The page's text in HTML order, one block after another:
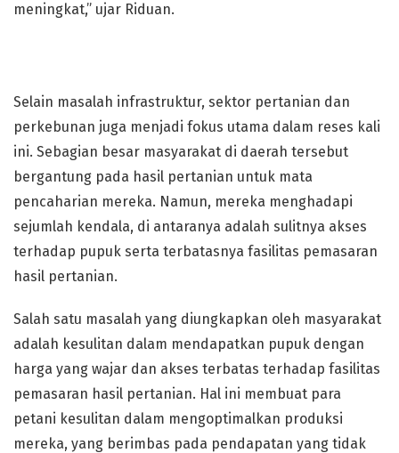
meningkat,” ujar Riduan.
Selain masalah infrastruktur, sektor pertanian dan
perkebunan juga menjadi fokus utama dalam reses kali
ini. Sebagian besar masyarakat di daerah tersebut
bergantung pada hasil pertanian untuk mata
pencaharian mereka. Namun, mereka menghadapi
sejumlah kendala, di antaranya adalah sulitnya akses
terhadap pupuk serta terbatasnya fasilitas pemasaran
hasil pertanian.
Salah satu masalah yang diungkapkan oleh masyarakat
adalah kesulitan dalam mendapatkan pupuk dengan
harga yang wajar dan akses terbatas terhadap fasilitas
pemasaran hasil pertanian. Hal ini membuat para
petani kesulitan dalam mengoptimalkan produksi
mereka, yang berimbas pada pendapatan yang tidak